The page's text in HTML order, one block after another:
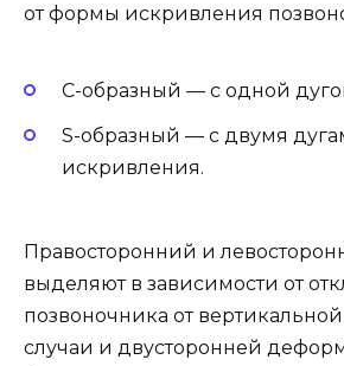
от формы искривления
С-образный — с одной
S-образный — с двумя
искривления.
Правосторонний и
выделяют в зависимости от
позвоночника от
случаи и двусторонней